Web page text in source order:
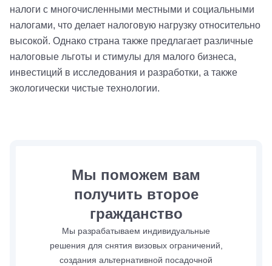
налоги с многочисленными местными и социальными
налогами, что делает налоговую нагрузку относительно
высокой. Однако страна также предлагает различные
налоговые льготы и стимулы для малого бизнеса,
инвестиций в исследования и разработки, а также
экологически чистые технологии.
Мы поможем вам
получить второе
гражданство
Мы разрабатываем индивидуальные
решения для снятия визовых ограничений,
создания альтернативной посадочной